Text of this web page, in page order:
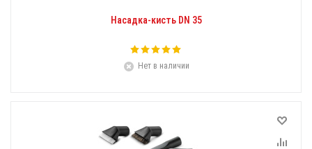
Насадка-кисть DN 35
Нет в наличии